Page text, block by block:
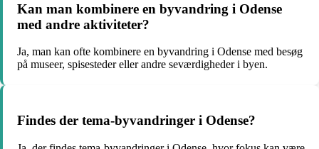
Kan man kombinere en byvandring i Odense
med andre aktiviteter?
Ja, man kan ofte kombinere en byvandring i Odense med besøg
på museer, spisesteder eller andre seværdigheder i byen.
Findes der tema-byvandringer i Odense?